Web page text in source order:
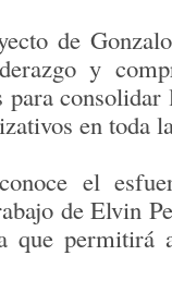
de
y
en toda
el
de Elvin
que